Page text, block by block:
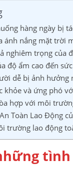
hàng ngày bị
ánh nắng mặt trời
nghiêm trọng
độ ẩm cao đến
dễ bị ảnh
khỏe và ứng phó
hợp với môi
Toàn Lao Động
trường lao động